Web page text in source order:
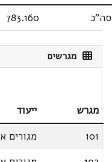
סה"כ
783.160
מגרשים
מגרש ייעוד
101
מגורים א